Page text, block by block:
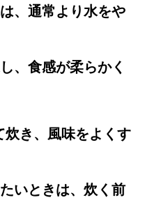
、通常より水をや
、食感が柔らかく
炊き、風味をよくす
いときは、炊く前